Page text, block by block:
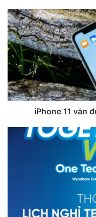
cho biết Apple không
cao của chip nhớ, và
tránh khỏi”. Mặc dù
hay mức tăng dự
Apple có thể thực hiện
nhân chính là do tình
khi nhu cầu từ các
khiến các nhà sản
chủ thay vì người tiêu
Được biết, thị trường
máy chơi game, đã
phẩm trong thời gian
mức giá ổn định mãi.
các chính sách thuế
hưởng đến nguồn cung
iPhone 11 vẫn